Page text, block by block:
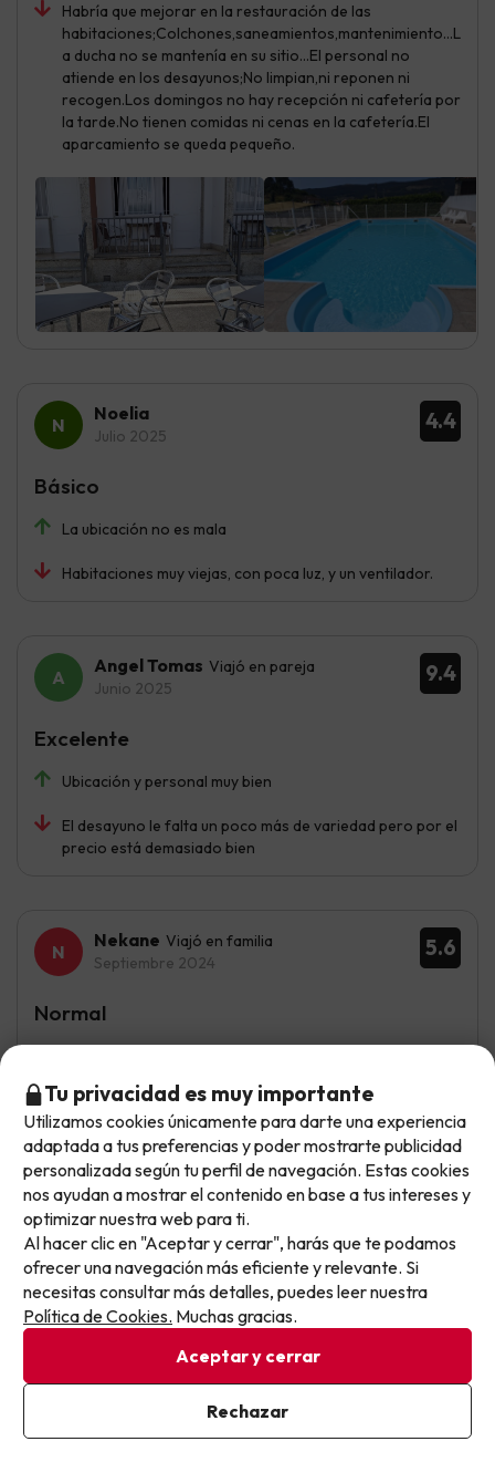
Habría que mejorar en la restauración de las
habitaciones;Colchones,saneamientos,mantenimiento...L
a ducha no se mantenía en su sitio...El personal no
atiende en los desayunos;No limpian,ni reponen ni
recogen.Los domingos no hay recepción ni cafetería por
la tarde.No tienen comidas ni cenas en la cafetería.El
aparcamiento se queda pequeño.
4.4
Noelia
Julio 2025
La ubicación no es mala
Habitaciones muy viejas, con poca luz, y un ventilador.
Básico
9.4
Angel Tomas Viajó en pareja
Junio 2025
Ubicación y personal muy bien
El desayuno le falta un poco más de variedad pero por el
precio está demasiado bien
Excelente
5.6
Nekane Viajó en familia
Septiembre 2024
variedad
Normal
7.7
Viajó en familia
Bien
No llegas tarde: llegas al siguiente.
Este chollo ya ha caducado, pero cada día lanzamos
nuevas oportunidades para viajar mejor y pagar
menos.
Apúntate y que el próximo no se te escape.
Pon tu mejor e-mail
Ya estoy suscrito
Al suscribirte, confirmas haber leído y estar de acuerdo con la
Tu privacidad es muy importante
Utilizamos cookies únicamente para darte una experiencia
adaptada a tus preferencias y poder mostrarte publicidad
personalizada según tu perfil de navegación. Estas cookies
nos ayudan a mostrar el contenido en base a tus intereses y
optimizar nuestra web para ti.
Al hacer clic en "Aceptar y cerrar", harás que te podamos
ofrecer una navegación más eficiente y relevante. Si
necesitas consultar más detalles, puedes leer nuestra
Política de Cookies. Muchas gracias.
Aceptar y cerrar
Rechazar